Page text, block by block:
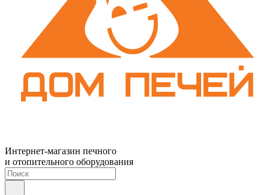
Интернет-магазин печного
и отопительного оборудования